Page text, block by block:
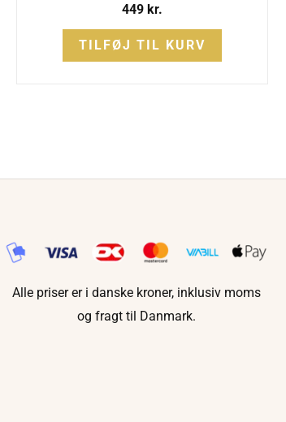
449 kr.
TILFØJ TIL KURV
Alle priser er i danske kroner, inklusiv moms
og fragt til Danmark.